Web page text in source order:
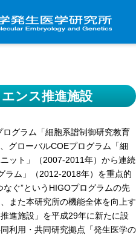
ンス推進施設
グラム「細胞系譜制御研究教育
グローバルCOEプログラム「細
ット」（2007-2011年）から連続
ラム」（2012-2018年）を重点的
ぐ”というHIGOプログラムの先
また本研究所の機能全体を向上す
進施設」を平成29年に新たに設
利用・共同研究拠点「発生医学の